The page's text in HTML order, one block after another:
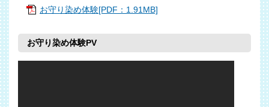
お守り染め体験[PDF：1.91MB]
お守り染め体験PV